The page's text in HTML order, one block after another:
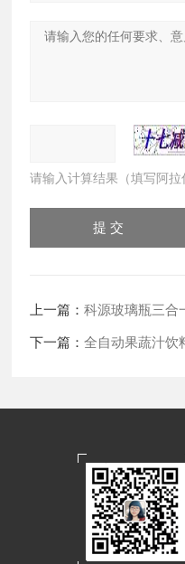
请输入计算结果（填写阿
上一篇：科源玻璃瓶三合
下一篇：全自动果蔬汁饮